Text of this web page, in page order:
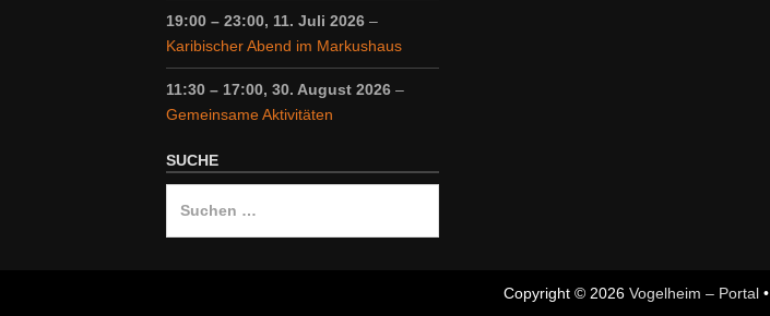
19:00 – 23:00, 11. Juli 2026 –
Karibischer Abend im Markushaus
11:30 – 17:00, 30. August 2026 –
Gemeinsame Aktivitäten
SUCHE
Copyright © 2026 Vogelheim – Portal•